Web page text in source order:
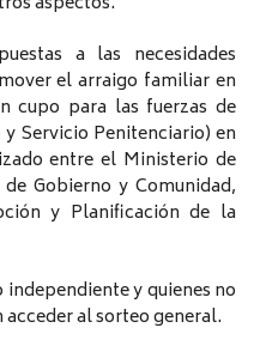
a las necesidades
el arraigo familiar en
cupo para las fuerzas de
Servicio Penitenciario) en
entre el Ministerio de
Gobierno y Comunidad,
y Planificación de la
independiente y quienes no
al sorteo general.